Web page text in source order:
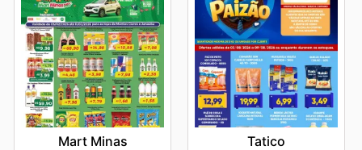
Mart Minas Tatico